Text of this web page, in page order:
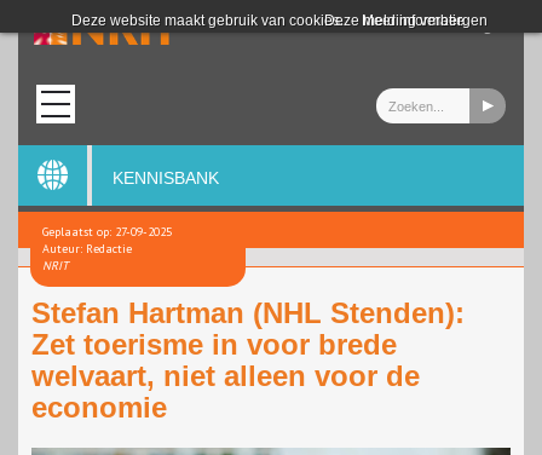
Deze website maakt gebruik van cookies. Meer informatie
Deze melding verbergen
Login
KENNISBANK
Geplaatst op: 27-09-2025
Auteur: Redactie
NRIT
Stefan Hartman (NHL Stenden):
Zet toerisme in voor brede
welvaart, niet alleen voor de
economie